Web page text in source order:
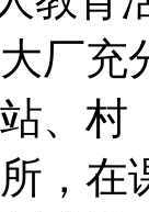
厂充
、
，在